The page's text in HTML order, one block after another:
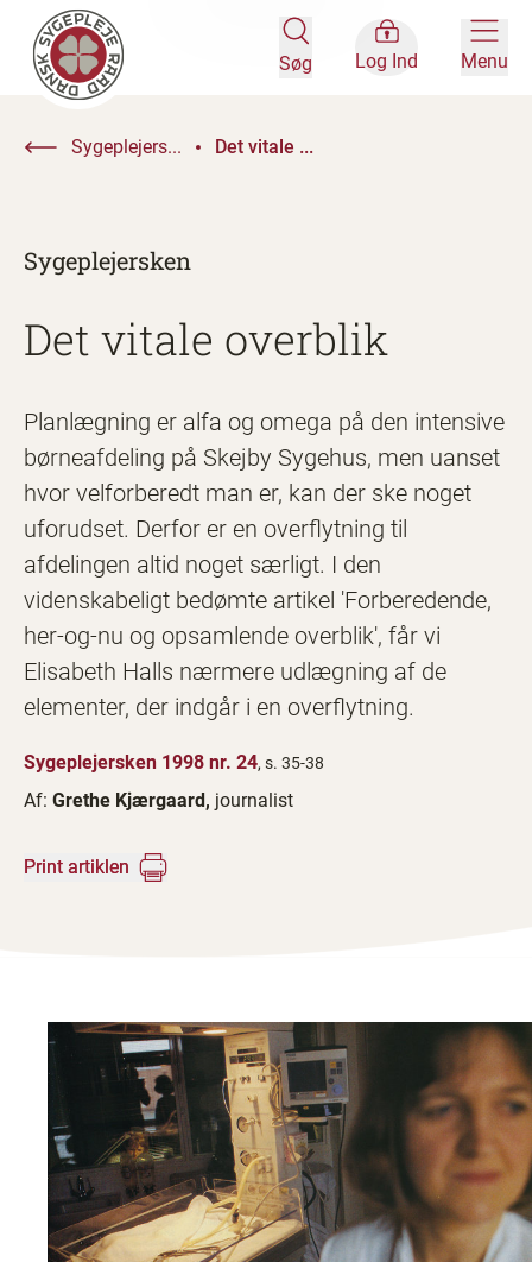
Søg Log Ind Menu
Sygeplejers... Det vitale ...
Sygeplejersken
Det vitale overblik
Planlægning er alfa og omega på den intensive
børneafdeling på Skejby Sygehus, men uanset
hvor velforberedt man er, kan der ske noget
uforudset. Derfor er en overflytning til
afdelingen altid noget særligt. I den
videnskabeligt bedømte artikel 'Forberedende,
her-og-nu og opsamlende overblik', får vi
Elisabeth Halls nærmere udlægning af de
elementer, der indgår i en overflytning.
Sygeplejersken 1998 nr. 24, s. 35-38
Af: Grethe Kjærgaard, journalist
Print artiklen